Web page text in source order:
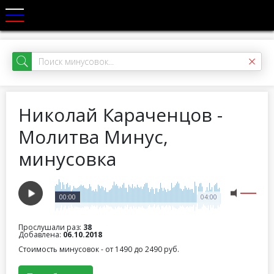
Николай Караченцов -
Молитва Минус,
минусовка
04:00
00:00
Прослушали раз: 38
Добавлена: 06.10.2018
Стоимость минусовок - от 1490 до 2490 руб.